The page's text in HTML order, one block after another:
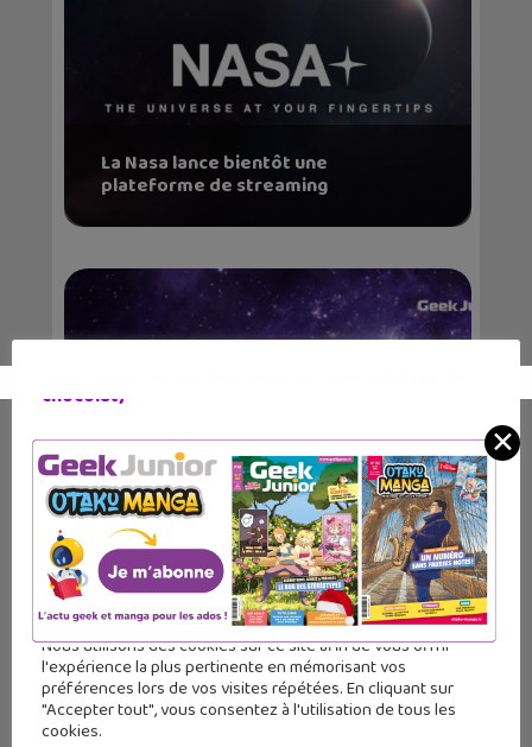
La Nasa lance bientôt une
plateforme de streaming
L’incroyable navette spatiale
Discovery de l...
chocolat)
Nous utilisons des cookies sur ce site afin de vous offrir
l'expérience la plus pertinente en mémorisant vos
préférences lors de vos visites répétées. En cliquant sur
"Accepter tout", vous consentez à l'utilisation de tous les
cookies.
✕